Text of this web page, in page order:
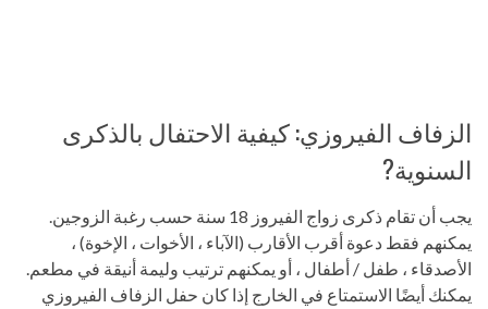
الزفاف الفيروزي: كيفية الاحتفال بالذكرى
السنوية?
يجب أن تقام ذكرى زواج الفيروز 18 سنة حسب رغبة الزوجين.
يمكنهم فقط دعوة أقرب الأقارب (الآباء ، الأخوات ، الإخوة) ،
الأصدقاء ، طفل / أطفال ، أو يمكنهم ترتيب وليمة أنيقة في مطعم.
يمكنك أيضًا الاستمتاع في الخارج إذا كان حفل الزفاف الفيروزي